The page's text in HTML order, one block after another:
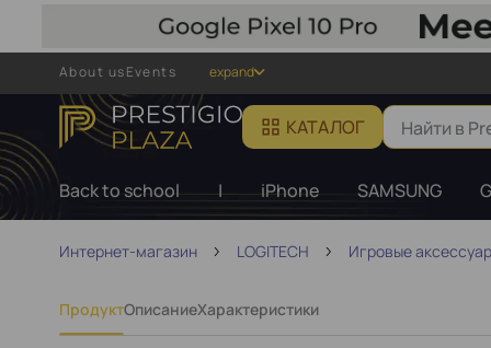
About usEvents expand
КАТАЛОГ
Back to school | iPhone SAMSUNG
Интернет-магазин LOGITECH Игровые
ПродуктОписаниеХарактеристики